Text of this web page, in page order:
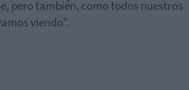
pero también, como todos nuestros
viendo".